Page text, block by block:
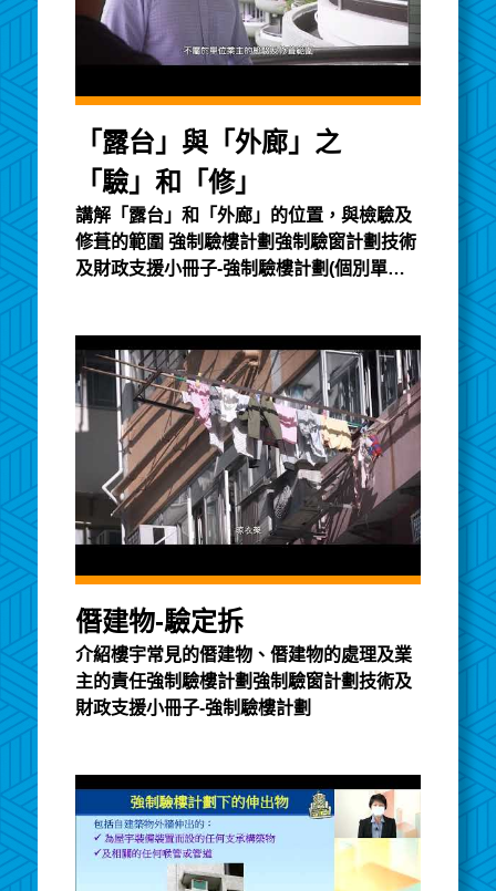
「露台」與「外廊」之
「驗」和「修」
講解「露台」和「外廊」的位置，與檢驗及
修葺的範圍 強制驗樓計劃強制驗窗計劃技術
及財政支援小冊子-強制驗樓計劃(個別單位)
僭建物-驗定拆
介紹樓宇常見的僭建物、僭建物的處理及業
主的責任強制驗樓計劃強制驗窗計劃技術及
財政支援小冊子-強制驗樓計劃